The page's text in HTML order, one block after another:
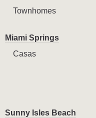
Townhomes
Miami Springs
Casas
Sunny Isles Beach